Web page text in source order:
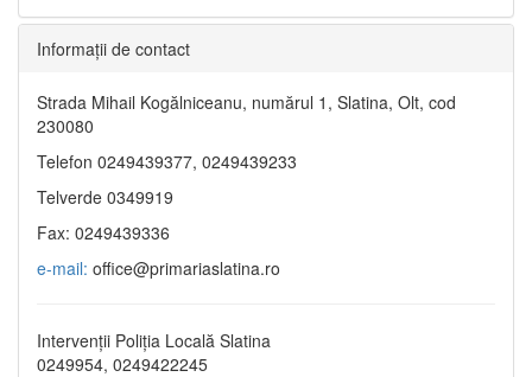
Informaţii de contact
Strada Mihail Kogălniceanu, numărul 1, Slatina, Olt, cod
230080
Telefon 0249439377, 0249439233
Telverde 0349919
Fax: 0249439336
e-mail: office@primariaslatina.ro
Intervenții Poliția Locală Slatina
0249954, 0249422245